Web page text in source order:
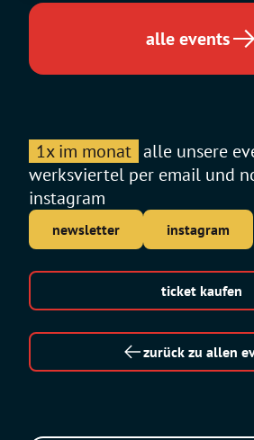
alle events
1x im monat alle unsere
werksviertel per email und
instagram
newsletter instagram
ticket kaufen
zurück zu allen